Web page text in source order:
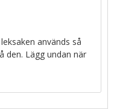
används så
den. Lägg undan när